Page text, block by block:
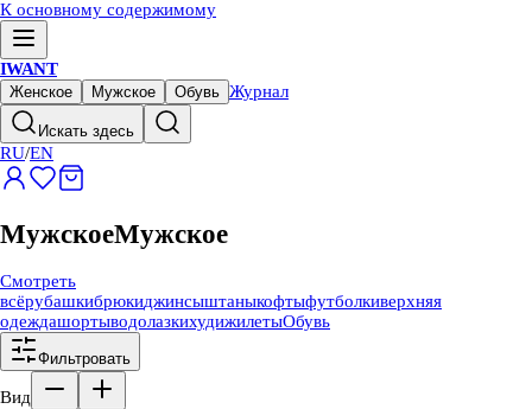
К основному содержимому
IWANT
Женское Мужское Обувь Журнал
Искать здесь
RU/EN
МужскоеМужское
Смотреть
всёрубашкибрюкиджинсыштаныкофтыфутболкиверхняя
одеждашортыводолазкихудижилетыОбувь
Фильтровать
Вид